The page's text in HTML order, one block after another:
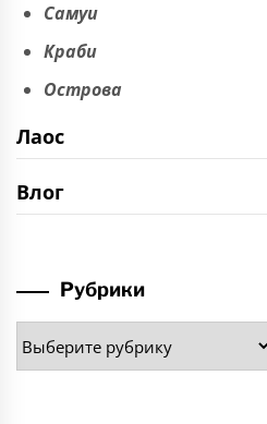
Самуи
Краби
Острова
Лаос
Влог
Рубрики
Рубрики